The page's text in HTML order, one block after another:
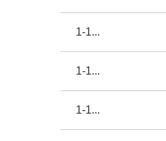
1-1...
1-1...
1-1...